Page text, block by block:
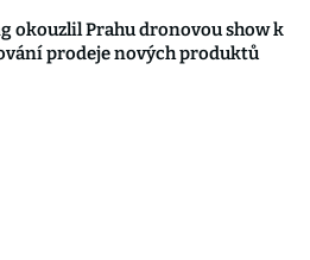
okouzlil Prahu dronovou show k
prodeje nových produktů